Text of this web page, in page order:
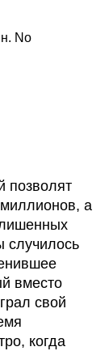
No
позволят
а
случилось
вместо
свой
когда